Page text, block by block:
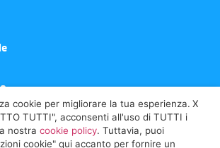
In
X
cookie per migliorare la tua esperienza.
TUTTI", acconsenti all'uso di TUTTI i
nostra cookie policy. Tuttavia, puoi
cookie" qui accanto per fornire un